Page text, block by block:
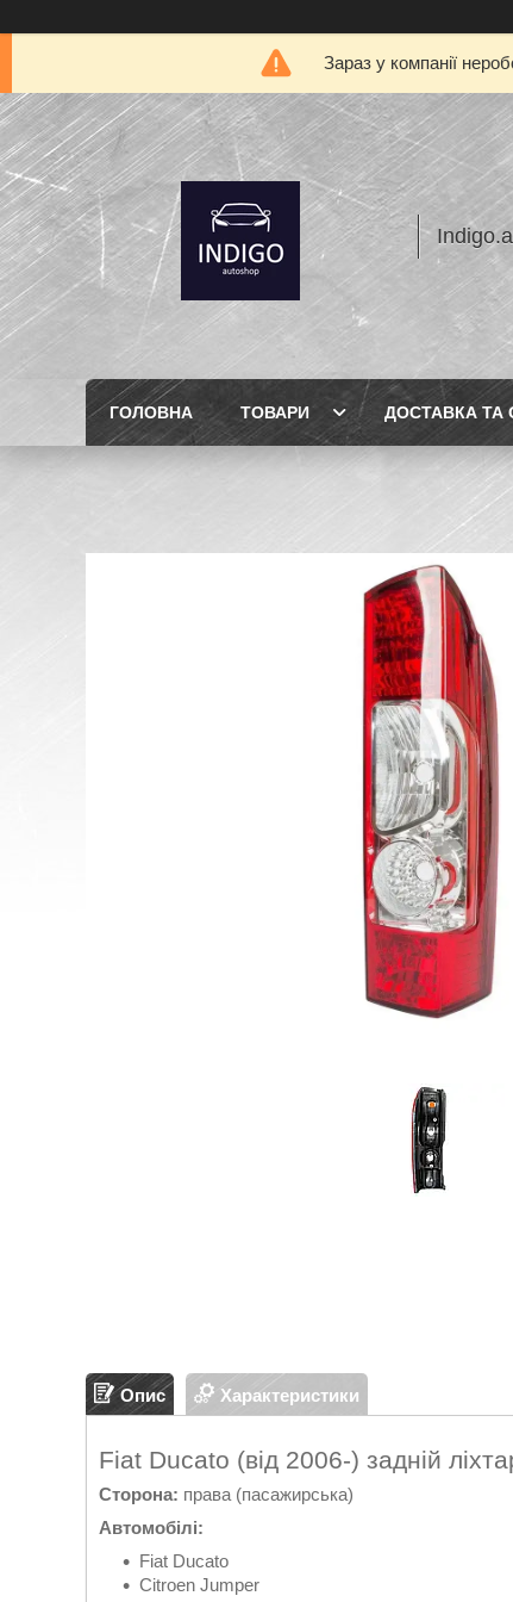
Зараз у компанії
ГОЛОВНА ТОВАРИ ДОСТАВКА ТА
Опис Характеристики
Fiat Ducato (від 2006-) задній
Сторона: права (пасажирська)
Автомобілі:
Fiat Ducato
Citroen Jumper